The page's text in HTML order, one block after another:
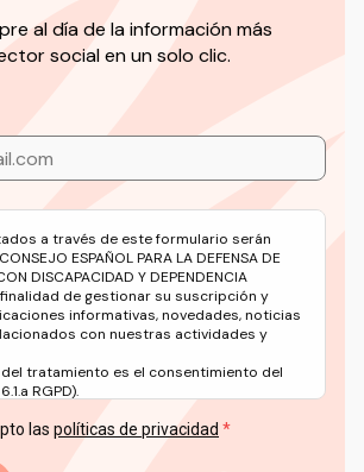
al día de la información más
social en un solo clic.
a través de este formulario serán
ESPAÑOL PARA LA DEFENSA DE
DISCAPACIDAD Y DEPENDENCIA
finalidad de gestionar su suscripción y
informativas, novedades, noticias
con nuestras actividades y
tratamiento es el consentimiento del
RGPD).
correo electrónico: info@ceddd.org
las políticas de privacidad